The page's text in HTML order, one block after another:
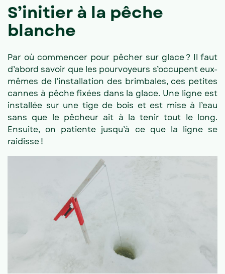
S’initier à la pêche
blanche
Par où commencer pour pêcher sur glace ? Il faut
d’abord savoir que les pourvoyeurs s’occupent eux-
mêmes de l’installation des brimbales, ces petites
cannes à pêche fixées dans la glace. Une ligne est
installée sur une tige de bois et est mise à l’eau
sans que le pêcheur ait à la tenir tout le long.
Ensuite, on patiente jusqu’à ce que la ligne se
raidisse !